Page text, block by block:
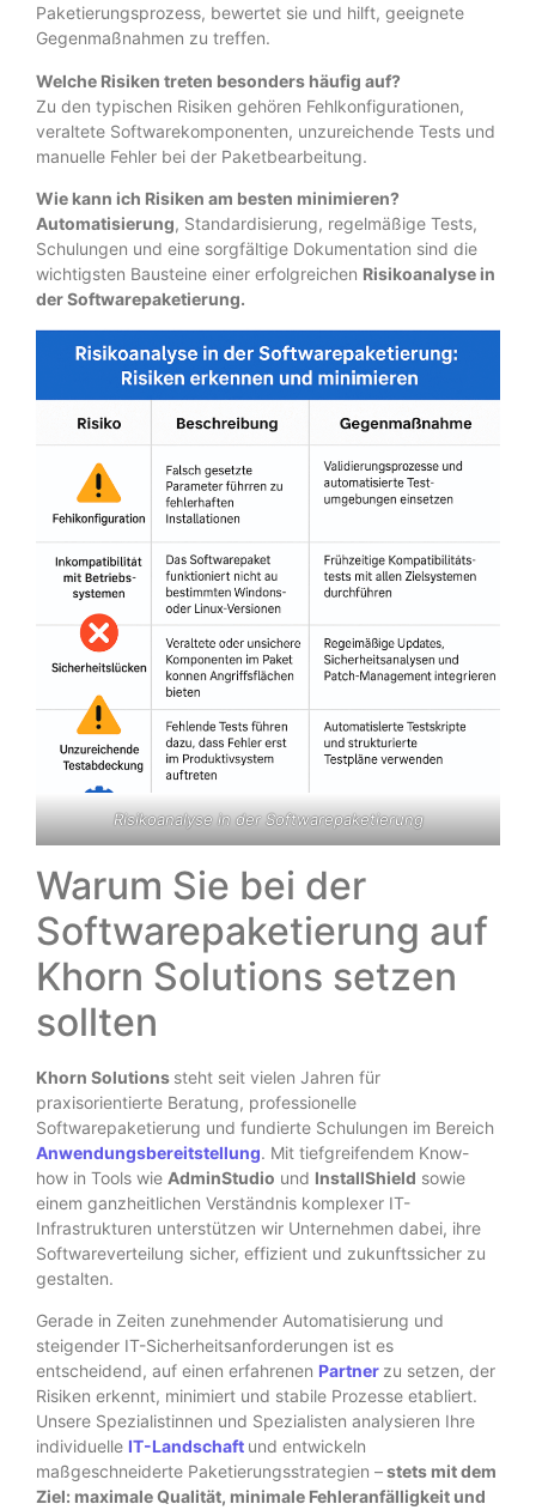
Paketierungsprozess, bewertet sie und hilft, geeignete
Gegenmaßnahmen zu treffen.
Welche Risiken treten besonders häufig auf?
Zu den typischen Risiken gehören Fehlkonfigurationen,
veraltete Softwarekomponenten, unzureichende Tests und
manuelle Fehler bei der Paketbearbeitung.
Wie kann ich Risiken am besten minimieren?
Automatisierung, Standardisierung, regelmäßige Tests,
Schulungen und eine sorgfältige Dokumentation sind die
wichtigsten Bausteine einer erfolgreichen Risikoanalyse in
der Softwarepaketierung.
Risikoanalyse in der Softwarepaketierung
Warum Sie bei der
Softwarepaketierung auf
Khorn Solutions setzen
sollten
Khorn Solutions steht seit vielen Jahren für
praxisorientierte Beratung, professionelle
Softwarepaketierung und fundierte Schulungen im Bereich
Anwendungsbereitstellung. Mit tiefgreifendem Know-
how in Tools wie AdminStudio und InstallShield sowie
einem ganzheitlichen Verständnis komplexer IT-
Infrastrukturen unterstützen wir Unternehmen dabei, ihre
Softwareverteilung sicher, effizient und zukunftssicher zu
gestalten.
Gerade in Zeiten zunehmender Automatisierung und
steigender IT-Sicherheitsanforderungen ist es
entscheidend, auf einen erfahrenen Partner zu setzen, der
Risiken erkennt, minimiert und stabile Prozesse etabliert.
Unsere Spezialistinnen und Spezialisten analysieren Ihre
individuelle IT-Landschaft und entwickeln
maßgeschneiderte Paketierungsstrategien –stets mit dem
Ziel: maximale Qualität, minimale Fehleranfälligkeit und